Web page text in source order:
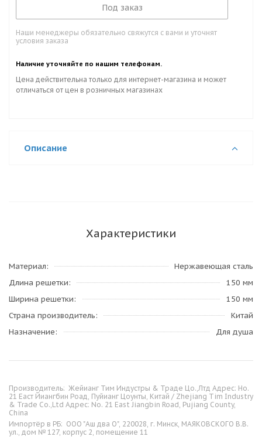
Под заказ
Наши менеджеры обязательно свяжутся с вами и уточнят
условия заказа
Наличие уточняйте по нашим телефонам.
Цена действительна только для интернет-магазина и может
отличаться от цен в розничных магазинах
Описание
Характеристики
Материал
Нержавеющая сталь
Длина решетки
150 мм
Ширина решетки
150 мм
Страна производитель
Китай
Назначение
Для душа
Производитель: Жейианг Тим Индустры & Траде Цо.,Лтд Адрес: Но.
21 Еаст Йиангбин Роад, Пуйианг Цоунты, Китай / Zhejiang Tim Industry
& Trade Co.,Ltd Адрес: No. 21 East Jiangbin Road, Pujiang County,
China
Импортёр в РБ: ООО "Аш два О", 220028, г. Минск, МАЯКОВСКОГО В.В.
ул., дом № 127, корпус 2, помещение 11